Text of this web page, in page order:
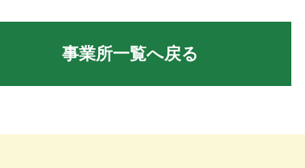
事業所一覧へ戻る